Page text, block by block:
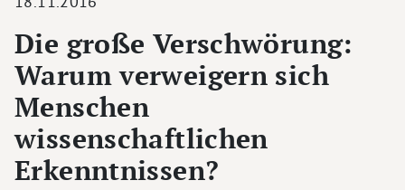
Die große Verschwörung:
Warum verweigern sich
Menschen
wissenschaftlichen
Erkenntnissen?